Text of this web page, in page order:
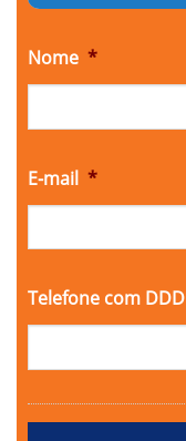
Nome *
E-mail *
Telefone com DDD